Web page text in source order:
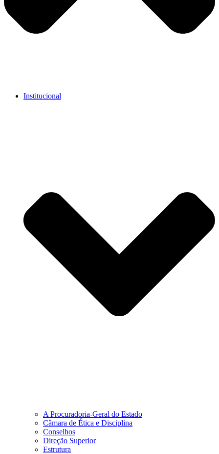
Institucional
A Procuradoria-Geral do Estado
Câmara de Ética e Disciplina
Conselhos
Direção Superior
Estrutura